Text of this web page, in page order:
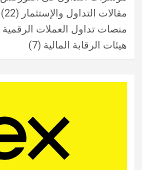
مقالات التداول والإستثمار (22)
منصات تداول العملات الرقمية
هيئات الرقابة المالية (7)